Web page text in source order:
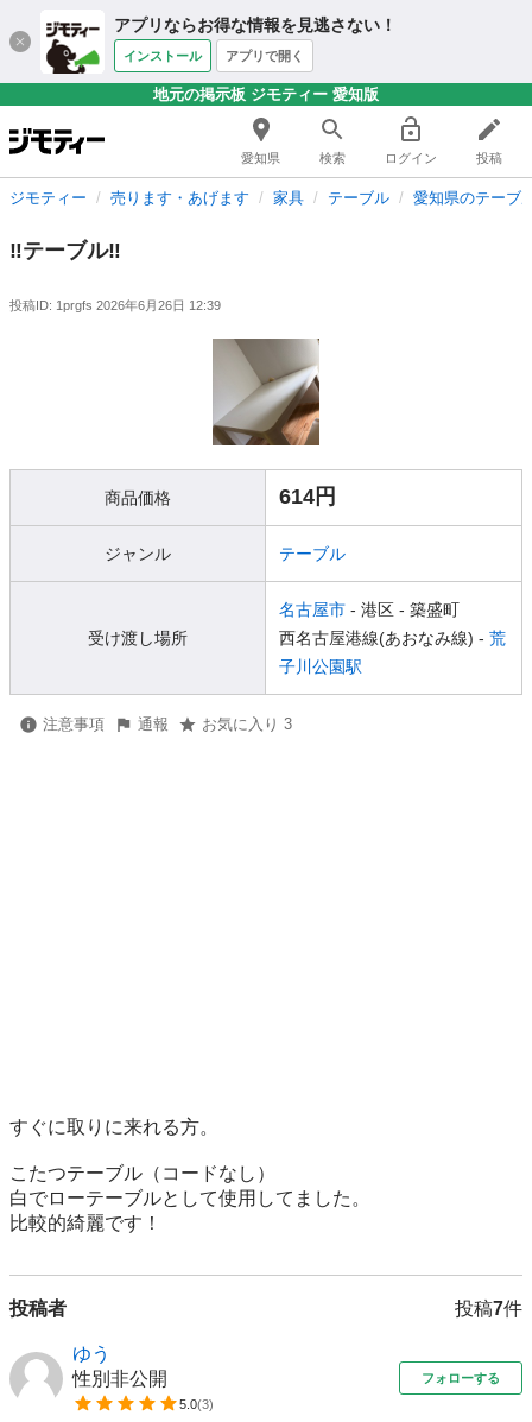
アプリならお得な情報を見逃さない！
インストール アプリで開く
地元の掲示板 ジモティー 愛知版
愛知県 検索 ログイン 投稿
ジモティー 売ります・あげます 家具 テーブル 愛知県のテーブ
‼️テーブル‼️
投稿ID: 1prgfs 2026年6月26日 12:39
商品価格 614円
ジャンル テーブル
受け渡し場所
名古屋市 - 港区 - 築盛町
西名古屋港線(あおなみ線) - 荒
子川公園駅
注意事項 通報 お気に入り 3
すぐに取りに来れる方。
こたつテーブル（コードなし）
白でローテーブルとして使用してました。
比較的綺麗です！
投稿者 投稿7件
ゆう
性別非公開
5.0(3)
フォローする